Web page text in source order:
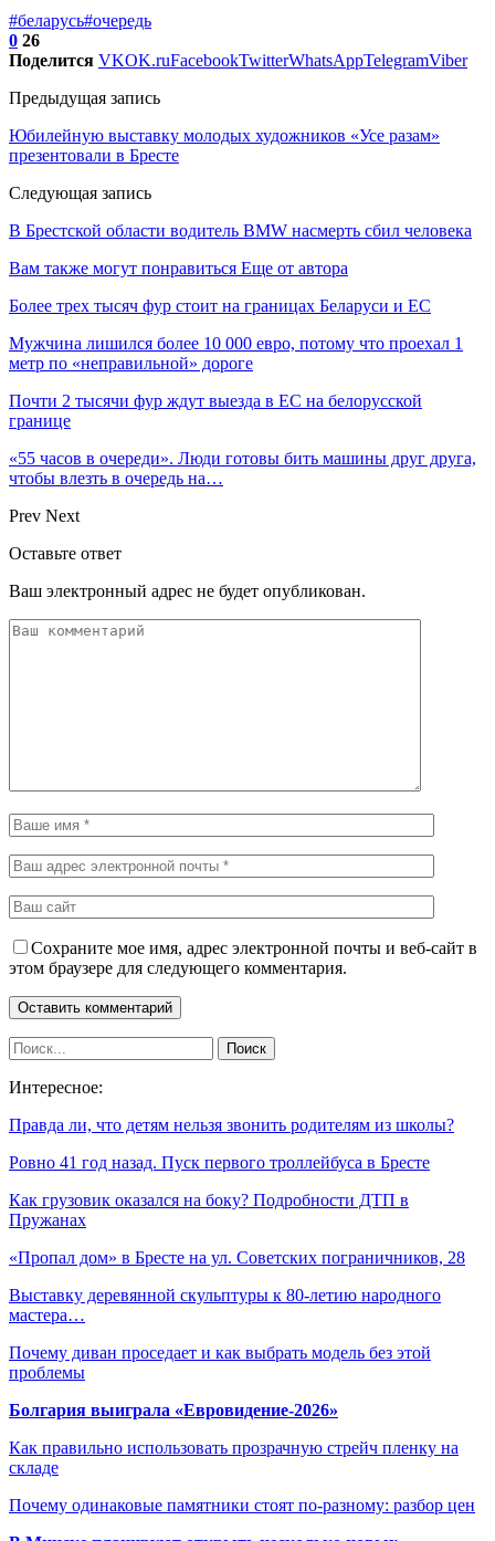
#беларусь#очередь
0 26
Поделится VKOK.ruFacebookTwitterWhatsAppTelegramViber
Предыдущая запись
Юбилейную выставку молодых художников «Усе разам»
презентовали в Бресте
Следующая запись
В Брестской области водитель BMW насмерть сбил человека
Вам также могут понравиться Еще от автора
Более трех тысяч фур стоит на границах Беларуси и ЕС
Мужчина лишился более 10 000 евро, потому что проехал 1
метр по «неправильной» дороге
Почти 2 тысячи фур ждут выезда в ЕС на белорусской
границе
«55 часов в очереди». Люди готовы бить машины друг друга,
чтобы влезть в очередь на…
Prev Next
Оставьте ответ
Ваш электронный адрес не будет опубликован.
Сохраните мое имя, адрес электронной почты и веб-сайт в
этом браузере для следующего комментария.
Интересное:
Правда ли, что детям нельзя звонить родителям из школы?
Ровно 41 год назад. Пуск первого троллейбуса в Бресте
Как грузовик оказался на боку? Подробности ДТП в
Пружанах
«Пропал дом» в Бресте на ул. Советских пограничников, 28
Выставку деревянной скульптуры к 80-летию народного
мастера…
Почему диван проседает и как выбрать модель без этой
проблемы
Болгария выиграла «Евровидение-2026»
Как правильно использовать прозрачную стрейч пленку на
складе
Почему одинаковые памятники стоят по-разному: разбор цен